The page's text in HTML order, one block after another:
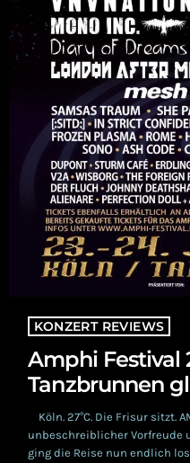
KONZERT REVIEWS
Amphi Festival
Tanzbrunnen
Köln. 27°C. Die Frisur sitzt.
unbeschreiblicher Vorfreude
ging die Reise nun endlich